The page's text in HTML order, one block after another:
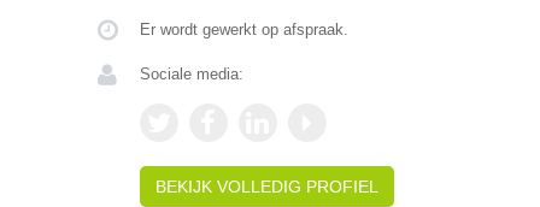
Er wordt gewerkt op afspraak.
Sociale media:
BEKIJK VOLLEDIG PROFIEL